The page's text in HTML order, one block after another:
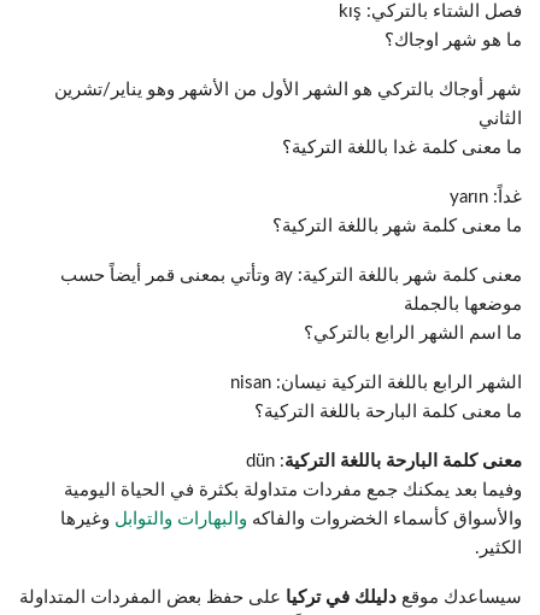
فصل الشتاء بالتركي: kış
ما هو شهر اوجاك؟
شهر أوجاك بالتركي هو الشهر الأول من الأشهر وهو يناير/تشرين
الثاني
ما معنى كلمة غدا باللغة التركية؟
غداً: yarın
ما معنى كلمة شهر باللغة التركية؟
معنى كلمة شهر باللغة التركية: ay وتأتي بمعنى قمر أيضاً حسب
موضعها بالجملة
ما اسم الشهر الرابع بالتركي؟
الشهر الرابع باللغة التركية نيسان: nisan
ما معنى كلمة البارحة باللغة التركية؟
معنى كلمة البارحة باللغة التركية: dün
وفيما بعد يمكنك جمع مفردات متداولة بكثرة في الحياة اليومية
والأسواق كأسماء الخضروات والفاكه والبهارات والتوابل وغيرها
الكثير.
سيساعدك موقع دليلك في تركيا على حفظ بعض المفردات المتداولة